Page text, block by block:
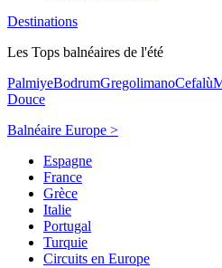
Destinations
Les Tops balnéaires de l'été
PalmiyeBodrumGregolimanoCefalù
Douce
Balnéaire Europe >
Espagne
France
Grèce
Italie
Portugal
Turquie
Circuits en Europe